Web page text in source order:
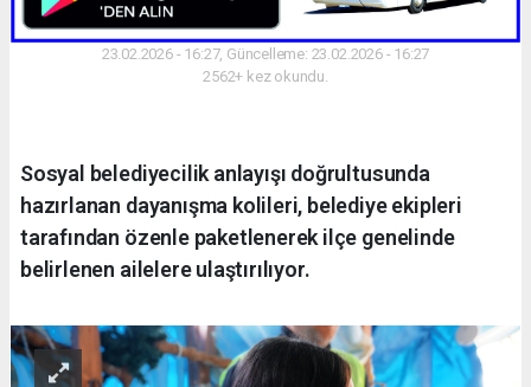
23.02.2026 - 16:27, Güncelleme: 23.02.2026 - 16:27
2562+ kez okundu.
Sosyal belediyecilik anlayışı doğrultusunda
hazırlanan dayanışma kolileri, belediye ekipleri
tarafından özenle paketlenerek ilçe genelinde
belirlenen ailelere ulaştırılıyor.